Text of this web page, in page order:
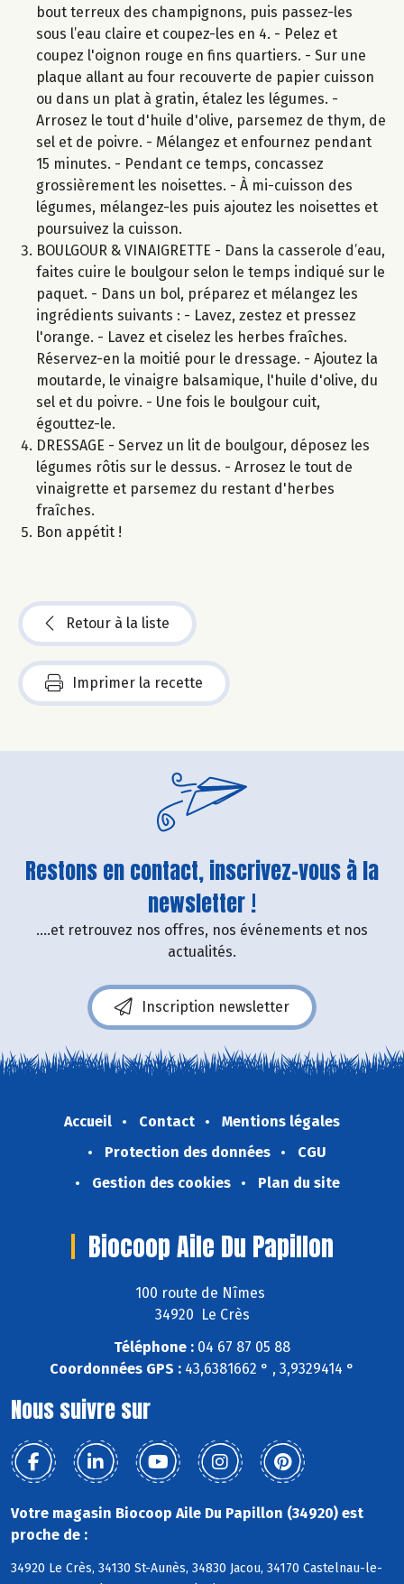
bout terreux des champignons, puis passez-les
sous l’eau claire et coupez-les en 4. - Pelez et
coupez l'oignon rouge en fins quartiers. - Sur une
plaque allant au four recouverte de papier cuisson
ou dans un plat à gratin, étalez les légumes. -
Arrosez le tout d'huile d'olive, parsemez de thym, de
sel et de poivre. - Mélangez et enfournez pendant
15 minutes. - Pendant ce temps, concassez
grossièrement les noisettes. - À mi-cuisson des
légumes, mélangez-les puis ajoutez les noisettes et
poursuivez la cuisson.
BOULGOUR & VINAIGRETTE - Dans la casserole d’eau,
faites cuire le boulgour selon le temps indiqué sur le
paquet. - Dans un bol, préparez et mélangez les
ingrédients suivants : - Lavez, zestez et pressez
l'orange. - Lavez et ciselez les herbes fraîches.
Réservez-en la moitié pour le dressage. - Ajoutez la
moutarde, le vinaigre balsamique, l'huile d'olive, du
sel et du poivre. - Une fois le boulgour cuit,
égouttez-le.
DRESSAGE - Servez un lit de boulgour, déposez les
légumes rôtis sur le dessus. - Arrosez le tout de
vinaigrette et parsemez du restant d'herbes
fraîches.
Bon appétit !
Retour à la liste
Imprimer la recette
Restons en contact, inscrivez-vous à la
newsletter !
....et retrouvez nos offres, nos événements et nos
actualités.
Inscription newsletter
Accueil Contact
Mentions légales
Protection des données
CGU
Gestion des cookies
Plan du site
Biocoop Aile Du Papillon
100 route de Nîmes
34920 Le Crès
Téléphone : 04 67 87 05 88
Coordonnées GPS : 43,6381662 ° , 3,9329414 °
Nous suivre sur
Votre magasin Biocoop Aile Du Papillon (34920) est
proche de :
34920 Le Crès, 34130 St-Aunès, 34830 Jacou, 34170 Castelnau-le-